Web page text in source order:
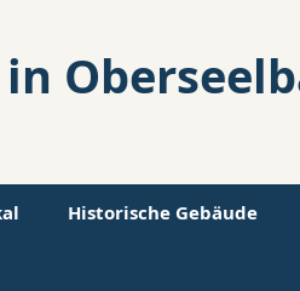
Historische Gebäude